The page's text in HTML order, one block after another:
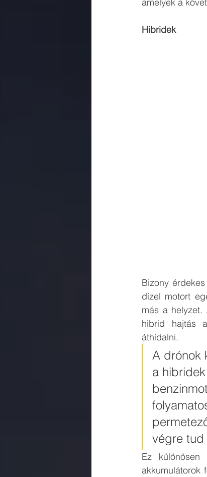
Hibridek
Bizony
dízel motort
más a helyzet.
hibrid hajtás
áthídalni.
A drónok
a
végre tud
Ez
akkumulátorok